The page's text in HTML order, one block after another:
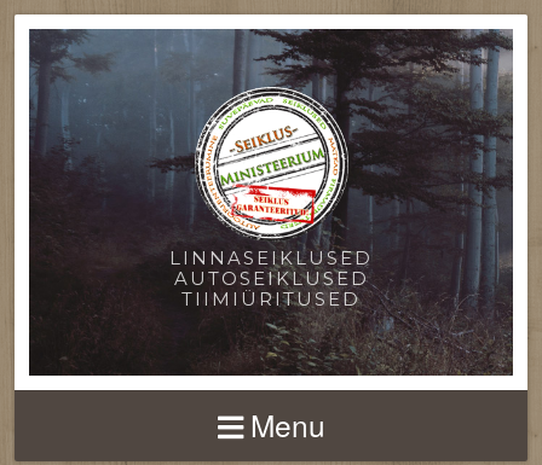
LINNASEIKLUSED
AUTOSEIKLUSED
TIIMIÜRITUSED
Menu